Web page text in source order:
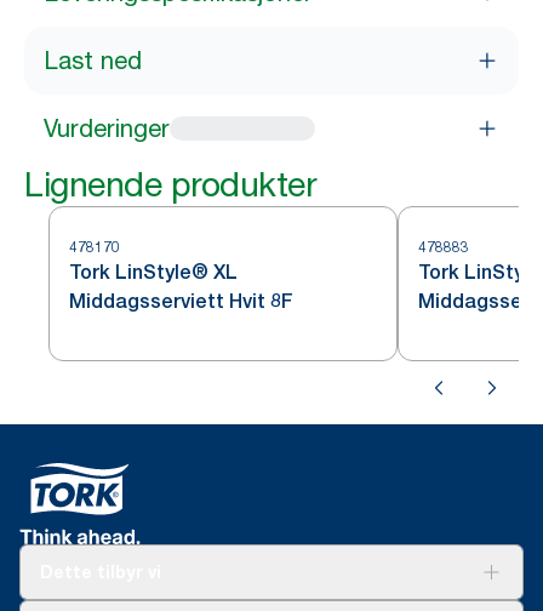
Last ned
Vurderinger
Lignende produkter
478170
Tork LinStyle® XL
Middagsserviett Hvit 8F
478883
Tork